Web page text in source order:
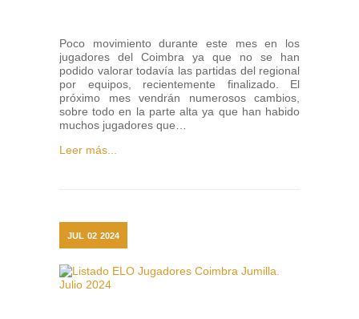
Poco movimiento durante este mes en los
jugadores del Coimbra ya que no se han
podido valorar todavía las partidas del regional
por equipos, recientemente finalizado. El
próximo mes vendrán numerosos cambios,
sobre todo en la parte alta ya que han habido
muchos jugadores que…
Leer más...
JUL 02 2024